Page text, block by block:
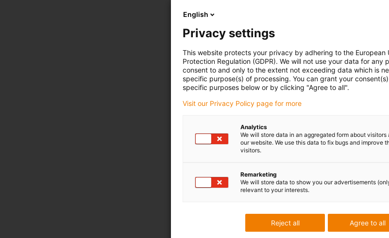
English
Privacy settings
This website protects your privacy by adhering to the European
Protection Regulation (GDPR). We will not use your data for any
consent to and only to the extent not exceeding data which is
specific purpose(s) of processing. You can grant your
specific purposes below or by clicking "Agree to all".
Visit our Privacy Policy page for more
Analytics
We will store data in an aggregated form about visitors
our website. We use this data to fix bugs and improve
visitors.
Remarketing
We will store data to show you our advertisements
relevant to your interests.
Agree to all
Reject all